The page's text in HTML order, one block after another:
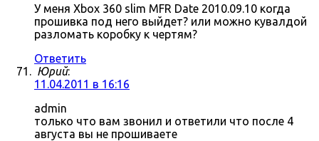
У меня Xbox 360 slim MFR Date 2010.09.10 когда
прошивка под него выйдет? или можно кувалдой
разломать коробку к чертям?
Ответить
Юрий:
11.04.2011 в 16:16
admin
только что вам звонил и ответили что после 4
августа вы не прошиваете